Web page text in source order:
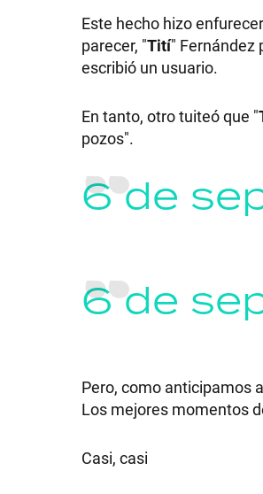
Este hecho hizo
parecer, "Tití" Fernández
escribió un usuario.
En tanto, otro tuiteó que "
pozos".
6 de
6 de
Pero, como anticipamos
Los mejores momentos
Casi, casi